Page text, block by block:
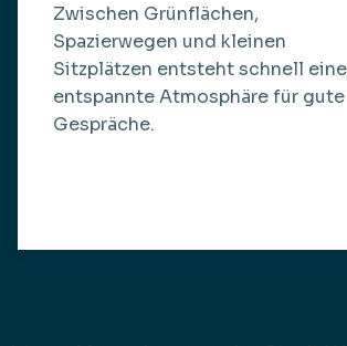
Zwischen Grünflächen,
Spazierwegen und kleinen
Sitzplätzen entsteht schnell eine
entspannte Atmosphäre für gute
Gespräche.